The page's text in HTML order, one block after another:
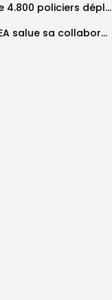
Magal de Touba : plus de 4.800 policiers déployés pour sécuriser les...
Sécurité routière : la SEGEA salue sa collaboration avec la gendarmerie, sur...